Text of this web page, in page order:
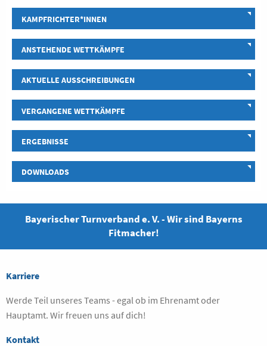
KAMPFRICHTER*INNEN
ANSTEHENDE WETTKÄMPFE
AKTUELLE AUSSCHREIBUNGEN
VERGANGENE WETTKÄMPFE
ERGEBNISSE
DOWNLOADS
Bayerischer Turnverband e. V. - Wir sind Bayerns
Fitmacher!
Karriere
Werde Teil unseres Teams - egal ob im Ehrenamt oder
Hauptamt. Wir freuen uns auf dich!
Kontakt